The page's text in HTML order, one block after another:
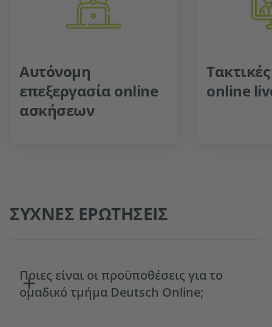
Αυτόνομη
επεξεργασία online
ασκήσεων
online
ΣΥΧΝΕΣ ΕΡΩΤΗΣΕΙΣ
Ποιες είναι οι προϋποθέσεις για το
ομαδικό τμήμα Deutsch Online;